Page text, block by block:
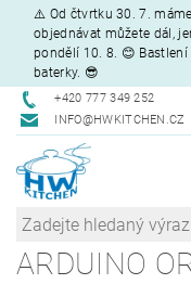
⚠️ Od čtvrtku 30. 7.
objednávat můžete dál,
pondělí 10. 8. 😊
baterky. 😎
+420 777 349 252
INFO@HWKITCHEN.CZ
ARDUINO